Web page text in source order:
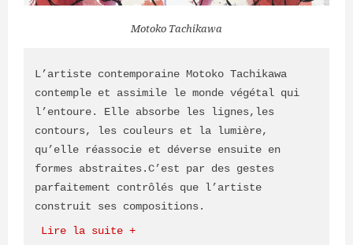
Motoko Tachikawa
L’artiste contemporaine Motoko Tachikawa
contemple et assimile le monde végétal qui
l’entoure. Elle absorbe les lignes,les
contours, les couleurs et la lumière,
qu’elle réassocie et déverse ensuite en
formes abstraites.C’est par des gestes
parfaitement contrôlés que l’artiste
construit ses compositions.
Lire la suite +